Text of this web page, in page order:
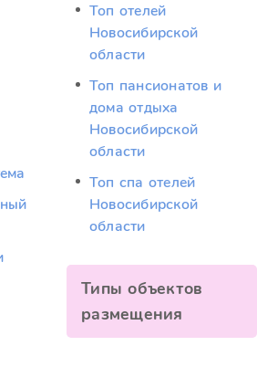
Топ отелей
Новосибирской
области
Топ пансионатов и
дома отдыха
Новосибирской
области
Топ спа отелей
Новосибирской
области
Типы объектов
размещения